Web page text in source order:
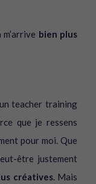
bien plus
teacher training
que je ressens
pour moi. Que
être justement
créatives. Mais